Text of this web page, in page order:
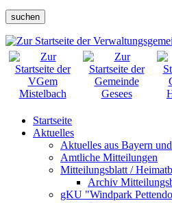
suchen
Startseite
Aktuelles
Aktuelles aus Bayern
Amtliche Mitteilungen
Mitteilungsblatt /
Archiv
gKU "Windpark